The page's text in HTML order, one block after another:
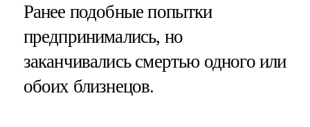
Ранее подобные попытки
предпринимались, но
заканчивались смертью одного или
обоих близнецов.